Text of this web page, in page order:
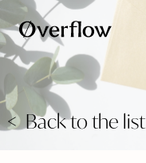
Back to the list